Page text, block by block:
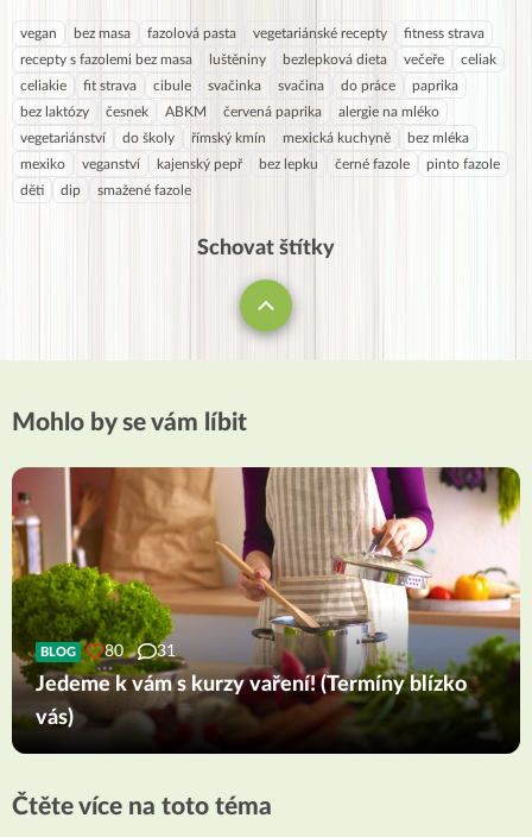
vegan bez masa fazolová pasta vegetariánské recepty
fitness strava
recepty s fazolemi bez masa
luštěniny bezlepková dieta večeře
celiak
celiakie
fit strava cibule svačinka svačina do práce
paprika
bez laktózy
česnek ABKM červená paprika
alergie na mléko
vegetariánství
do školy římský kmín mexická kuchyně
bez mléka
mexiko
veganství kajenský pepř bez lepku černé fazole
pinto fazole
děti
dip smažené fazole
Schovat štítky
Mohlo by se vám líbit
BLOG 80 31
Jedeme k vám s kurzy vaření! (Termíny blízko
vás)
Čtěte více na toto téma